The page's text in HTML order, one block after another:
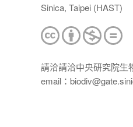
Sinica, Taipei (HAST)
請洽請洽中央研究院生
email：